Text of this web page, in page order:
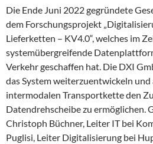
Die Ende Juni 2022 gegründete
dem Forschungsprojekt
Lieferketten – KV4.0“, welches im
systemübergreifende
Verkehr geschaffen hat. Die DXI
das System weiterzuentwickeln
intermodalen Transportkette den
Datendrehscheibe zu ermöglichen.
Christoph Büchner, Leiter IT bei
Puglisi, Leiter Digitalisierung bei